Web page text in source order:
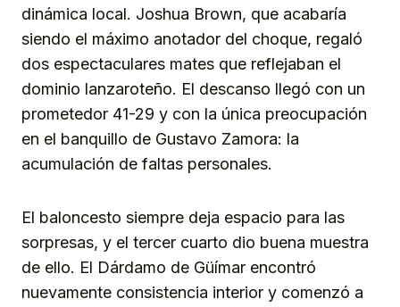
dinámica local. Joshua Brown, que acabaría
siendo el máximo anotador del choque, regaló
dos espectaculares mates que reflejaban el
dominio lanzaroteño. El descanso llegó con un
prometedor 41-29 y con la única preocupación
en el banquillo de Gustavo Zamora: la
acumulación de faltas personales.
El baloncesto siempre deja espacio para las
sorpresas, y el tercer cuarto dio buena muestra
de ello. El Dárdamo de Güímar encontró
nuevamente consistencia interior y comenzó a